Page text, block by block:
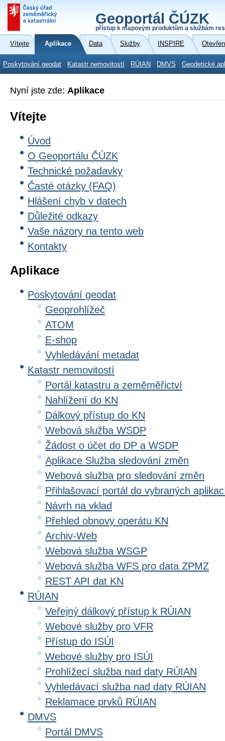
Geoportál ČÚZK
přístup k mapovým produktům a službám
Vítejte Aplikace Data Služby INSPIRE
Poskytování geodat Katastr nemovitostí RÚIAN DMVS Geodetické
Nyní jste zde: Aplikace
Vítejte
Úvod
O Geoportálu ČÚZK
Technické požadavky
Časté otázky (FAQ)
Hlášení chyb v datech
Důležité odkazy
Vaše názory na tento web
Kontakty
Aplikace
Poskytování geodat
Geoprohlížeč
ATOM
E-shop
Vyhledávání metadat
Katastr nemovitostí
Portál katastru a zeměměřictví
Nahlížení do KN
Dálkový přístup do KN
Webová služba WSDP
Žádost o účet do DP a WSDP
Aplikace Služba sledování změn
Webová služba pro sledování změn
Přihlašovací portál do vybraných
Návrh na vklad
Přehled obnovy operátu KN
Archiv-Web
Webová služba WSGP
Webová služba WFS pro data ZPMZ
REST API dat KN
RÚIAN
Veřejný dálkový přístup k RÚIAN
Webové služby pro VFR
Přístup do ISÚI
Webové služby pro ISÚI
Prohlížecí služba nad daty RÚIAN
Vyhledávací služba nad daty RÚIAN
Reklamace prvků RÚIAN
DMVS
Portál DMVS